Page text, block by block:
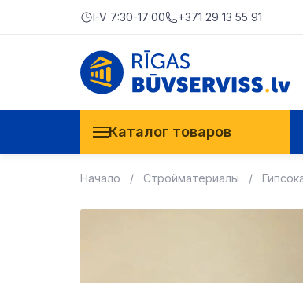
I-V 7:30-17:00 +371 29 13 55 91
Каталог товаров
Начало Стройматериалы